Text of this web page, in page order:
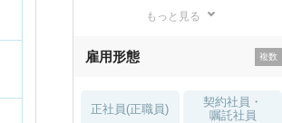
住宅手当・補助
土日祝休 無資格 OK
もっと見る
雇用形態
正社員(正職員)
契約社員・
嘱託社員